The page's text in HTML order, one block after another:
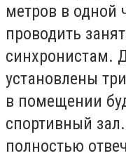
метров в одной
проводить
синхронистам.
установлены
в помещении
спортивный
полностью